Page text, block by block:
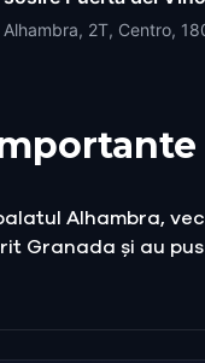
Alhambra, 2T, Centro,
Alhambra,
Granada și au